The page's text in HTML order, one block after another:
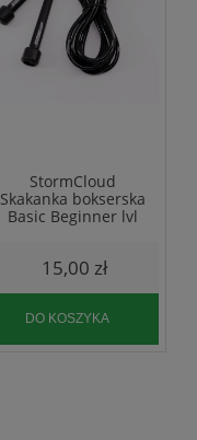
StormCloud
Skakanka bokserska
Basic Beginner lvl
15,00 zł
DO KOSZYKA